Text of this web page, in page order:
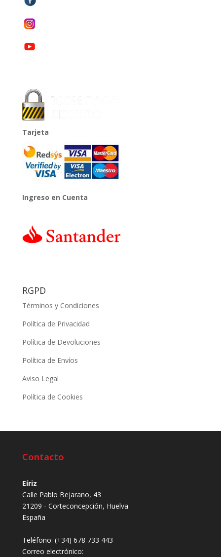
Tarjeta
Ingreso en Cuenta
RGPD
Términos y Condiciones
Política de Privacidad
Política de Devoluciones
Política de Envíos
Aviso Legal
Política de Cookies
Contacto
Eíriz
Calle Pablo Bejarano, 43
21209 - Corteconcepción, Huelva
España
Teléfono: (+34) 678 733 443
Correo electrónico: